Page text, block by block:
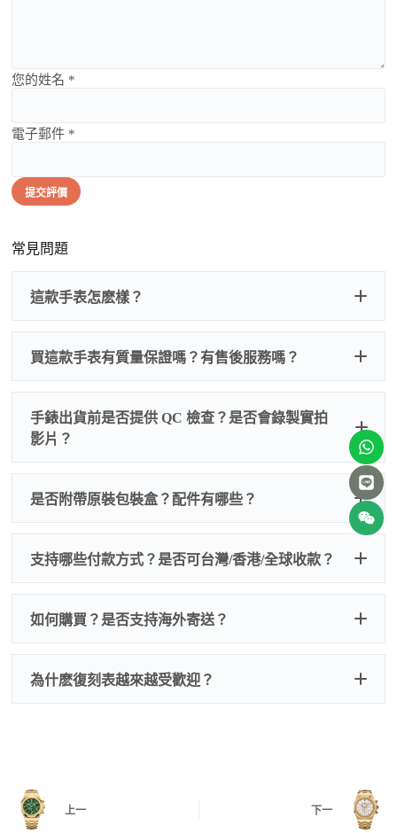
您的姓名 *
電子郵件 *
提交評價
常見問題
這款手表怎麽樣？
買這款手表有質量保證嗎？有售後服務嗎？
非人
為事故，免費維修三年
人為事故我們只收更換配件
的費用，配件很便宜，大多數兩位數，貴一點也就一
手錶出貨前是否提供 QC 檢查？是否會錄製實拍
影片？
QC 品
質檢查
度、錶帶等部位是否完好無瑕、貼合緊密。
是否有異音，再根據款式進行上弦與功能測試。
給您確認，確定沒有問題後才會安排出貨。
是否附帶原裝包裝盒？配件有哪些？
我們默認會提供普通盒子，如果需要原裝盒子可
以找我們搭配，選擇原裝盒子附屬配件：原裝盒
如是鋼帶手錶會贈送拆錶帶工具。
注：部分原裝盒子需要加錢購買，價格也不貴。
支持哪些付款方式？是否可台灣/香港/全球收款？
交易方式
如何購買？是否支持海外寄送？
為什麽復刻表越來越受歡迎？
：以原裝價格的十分之一即可享受相
同外觀與佩戴質感。
上一 下一